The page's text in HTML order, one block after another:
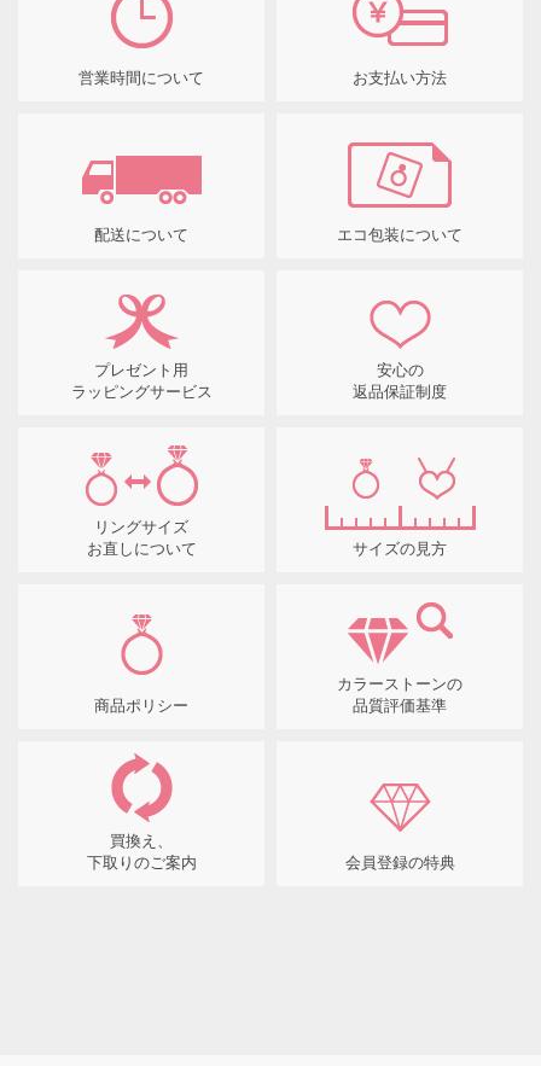
営業時間について お支払い方法
配送について エコ包装について
プレゼント用
ラッピングサービス
安心の
返品保証制度
リングサイズ
お直しについて
サイズの見方
商品ポリシー
カラーストーンの
品質評価基準
買換え、
下取りのご案内
会員登録の特典